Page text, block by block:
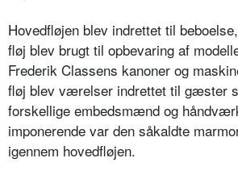
Hovedfløjen blev indrettet til
fløj blev brugt til opbevaring af
Frederik Classens kanoner og
fløj blev værelser indrettet til gæster
forskellige embedsmænd og
imponerende var den såkaldte
igennem hovedfløjen.